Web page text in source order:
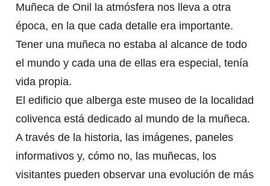
Muñeca de Onil la atmósfera nos lleva a otra
época, en la que cada detalle era importante.
Tener una muñeca no estaba al alcance de todo
el mundo y cada una de ellas era especial, tenía
vida propia.
El edificio que alberga este museo de la localidad
colivenca está dedicado al mundo de la muñeca.
A través de la historia, las imágenes, paneles
informativos y, cómo no, las muñecas, los
visitantes pueden observar una evolución de más